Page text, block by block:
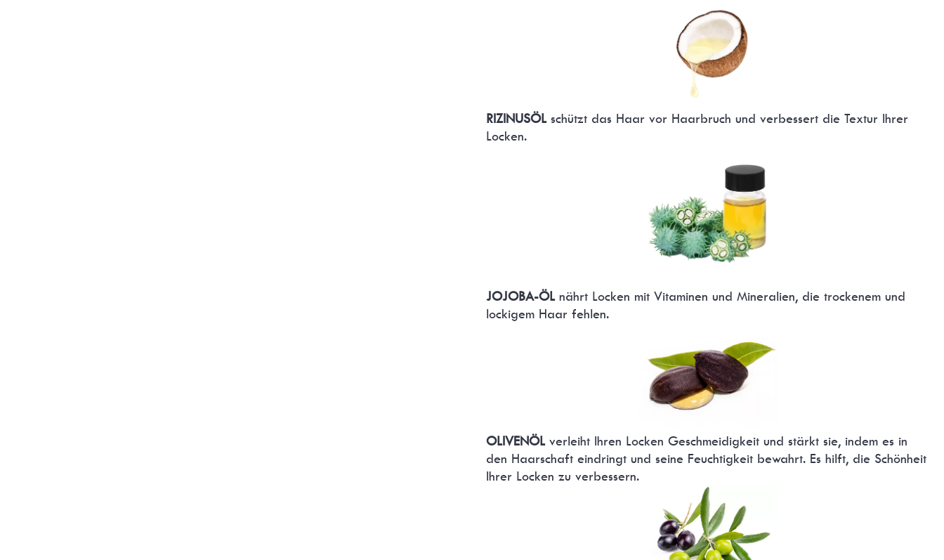
RIZINUSÖL schützt das Haar vor Haarbruch und verbessert die Textur Ihrer
Locken.
JOJOBA-ÖL nährt Locken mit Vitaminen und Mineralien, die trockenem und
lockigem Haar fehlen.
OLIVENÖL verleiht Ihren Locken Geschmeidigkeit und stärkt sie, indem es in
den Haarschaft eindringt und seine Feuchtigkeit bewahrt. Es hilft, die Schönheit
Ihrer Locken zu verbessern.